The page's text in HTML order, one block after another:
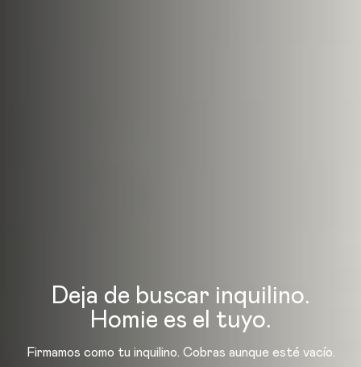
Deja de buscar inquilino.
Homie es el tuyo.
Firmamos como tu inquilino. Cobras aunque esté vacío.